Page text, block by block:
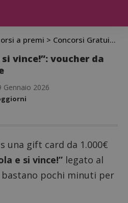
a premi > Concorsi Gratuiti >
vince!”: voucher da
Gennaio 2026
una gift card da 1.000€
e si vince!” legato al
bastano pochi minuti per